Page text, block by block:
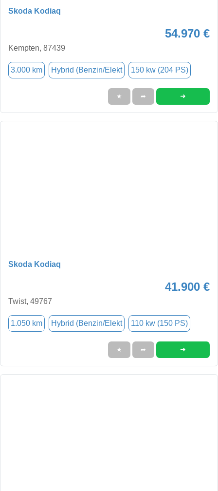
Skoda Kodiaq
54.970 €
Kempten, 87439
3.000 km Hybrid (Benzin/Elekt 150 kw (204 PS)
★ ➦ ➜
Skoda Kodiaq
41.900 €
Twist, 49767
1.050 km Hybrid (Benzin/Elekt 110 kw (150 PS)
★ ➦ ➜